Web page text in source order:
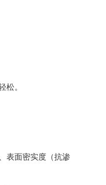
松。
表面密实度（抗渗